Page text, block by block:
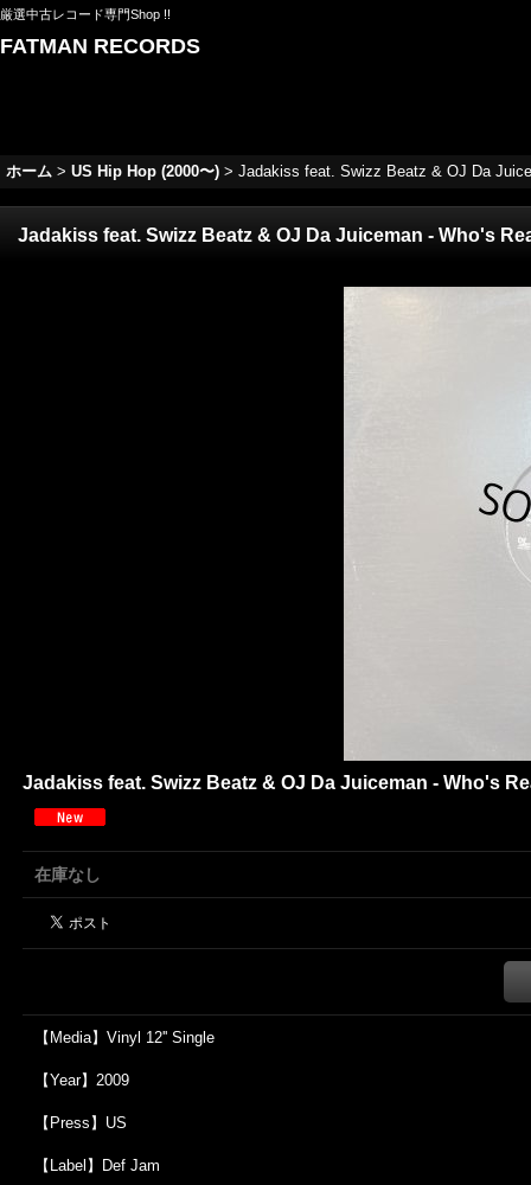
厳選中古レコード専門Shop !!
FATMAN RECORDS
ホーム > US Hip Hop (2000〜) > Jadakiss feat. Swizz Beatz & OJ Da
Jadakiss feat. Swizz Beatz & OJ Da Juiceman - Who's
Jadakiss feat. Swizz Beatz & OJ Da Juiceman - Who's
在庫なし
【Media】Vinyl 12'' Single
【Year】2009
【Press】US
【Label】Def Jam